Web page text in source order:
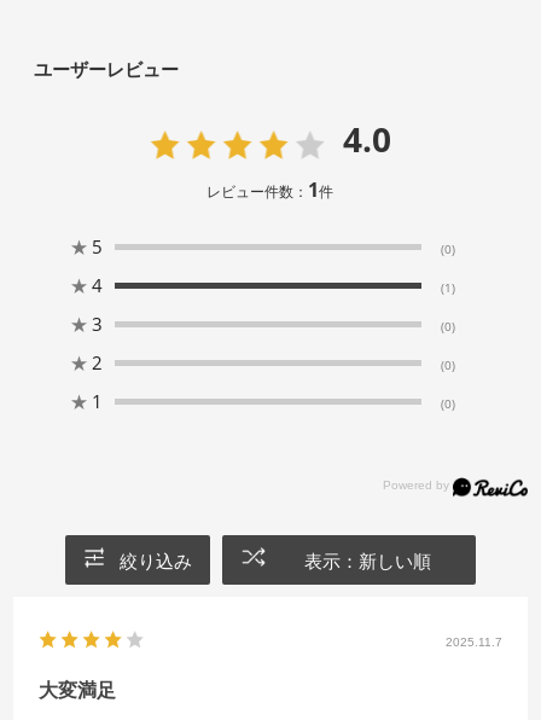
ユーザーレビュー
4.0
レビュー件数： 1件
★ 5 (0)
★ 4 (1)
★ 3 (0)
★ 2 (0)
★ 1 (0)
絞り込み 表示：新しい順
2025.11.7
大変満足